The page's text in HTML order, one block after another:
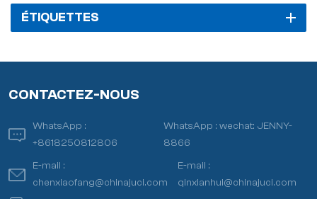
ÉTIQUETTES
CONTACTEZ-NOUS
WhatsApp :
+8618250812806
WhatsApp :wechat: JENNY-
8866
E-mail :
chenxiaofang@chinajuci.com
E-mail :
qinxianhui@chinajuci.com